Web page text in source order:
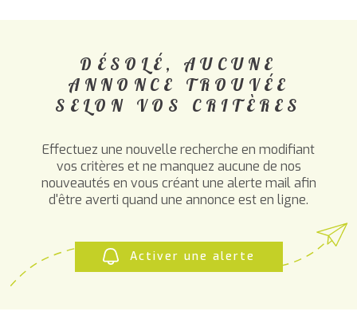
MAIL
DÉSOLÉ, AUCUNE
ANNONCE TROUVÉE
SELON VOS CRITÈRES
Effectuez une nouvelle recherche en modifiant
vos critères et ne manquez aucune de nos
nouveautés en vous créant une alerte mail afin
d'être averti quand une annonce est en ligne.
Activer une alerte
CHAMPS
TEXTE
RÉFÉRENCE
PLUS DE CRITÈRES